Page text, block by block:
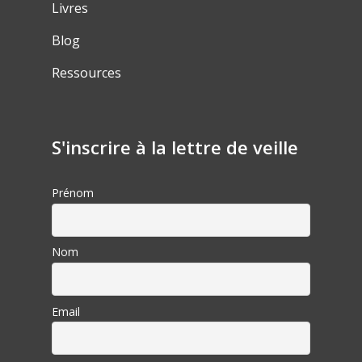
Livres
Blog
Ressources
S'inscrire à la lettre de veille
Prénom
Nom
Email